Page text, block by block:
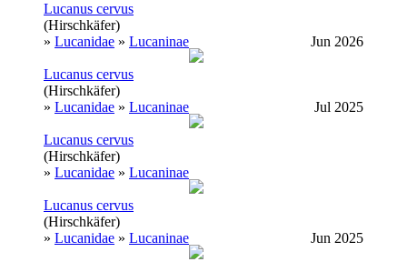
Lucanus cervus
(Hirschkäfer)
» Lucanidae » Lucaninae Jun 2026
Lucanus cervus
(Hirschkäfer)
» Lucanidae » Lucaninae Jul 2025
Lucanus cervus
(Hirschkäfer)
» Lucanidae » Lucaninae
Lucanus cervus
(Hirschkäfer)
» Lucanidae » Lucaninae Jun 2025